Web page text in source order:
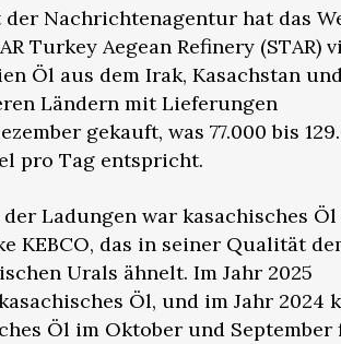
der Nachrichtenagentur hat das
Turkey Aegean Refinery (STAR)
Öl aus dem Irak, Kasachstan
Ländern mit Lieferungen
gekauft, was 77.000 bis
pro Tag entspricht.
der Ladungen war kasachisches
KEBCO, das in seiner Qualität
Urals ähnelt. Im Jahr 2025
Öl, und im Jahr 2024
Öl im Oktober und September